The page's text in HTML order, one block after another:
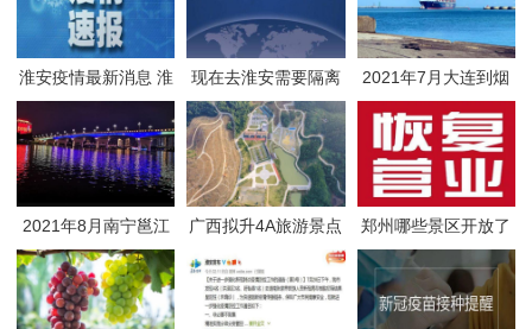
淮安疫情最新消息 淮
安疫情防控政策
现在去淮安需要隔离
吗 淮安最新隔离政策
2021年7月大连到烟
台航线因台风停航
2021年8月南宁邕江
夜游活动
广西拟升4A旅游景点
郑州哪些景区开放了
郑州景区什么时候恢
复开放